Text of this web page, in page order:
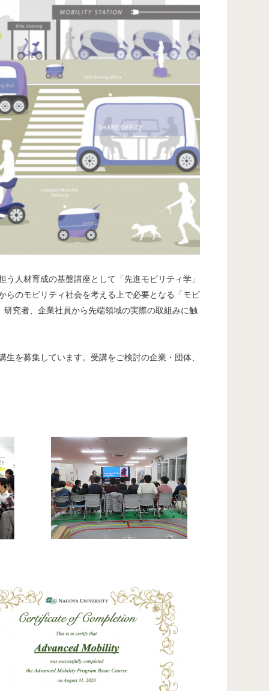
人材育成の基盤講座として「先進モビリティ学」
らのモビリティ社会を考える上で必要となる「モビ
究者、企業社員から先端領域の実際の取組みに触
を募集しています。受講をご検討の企業・団体、